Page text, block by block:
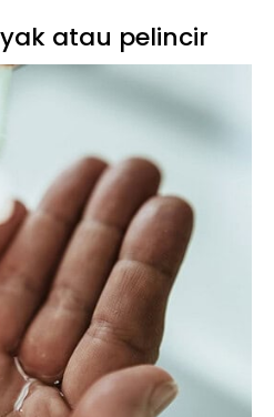
atau pelincir